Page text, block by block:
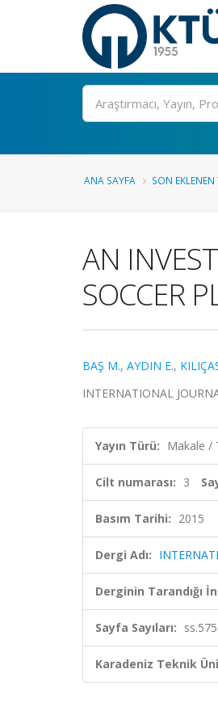
Ara
ANA SAYFA SON EKLENEN
AN
SOCCER
BAŞ M., AYDIN E.,
INTERNATIONAL
Yayın Türü: Makale /
Cilt numarası: 3
Basım Tarihi: 2015
Dergi Adı:
Derginin Tarandığı
Sayfa Sayıları:
Karadeniz Teknik